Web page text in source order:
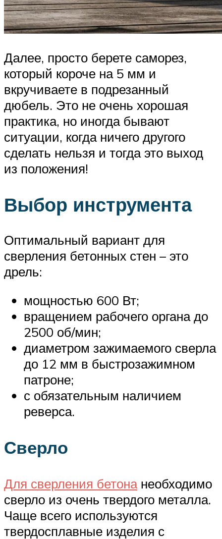
Далее, просто берете саморез,
который короче на 5 мм и
вкручиваете в подрезанный
дюбель. Это не очень хорошая
практика, но иногда бывают
ситуации, когда ничего другого
сделать нельзя и тогда это выход
из положения!
Выбор инструмента
Оптимальный вариант для
сверления бетонных стен – это
дрель:
мощностью 600 Вт;
вращением рабочего органа до
2500 об/мин;
диаметром зажимаемого сверла
до 12 мм в быстрозажимном
патроне;
с обязательным наличием
реверса.
Сверло
Для сверления бетонанеобходимо
сверло из очень твердого металла.
Чаще всего используются
твердосплавные изделия с